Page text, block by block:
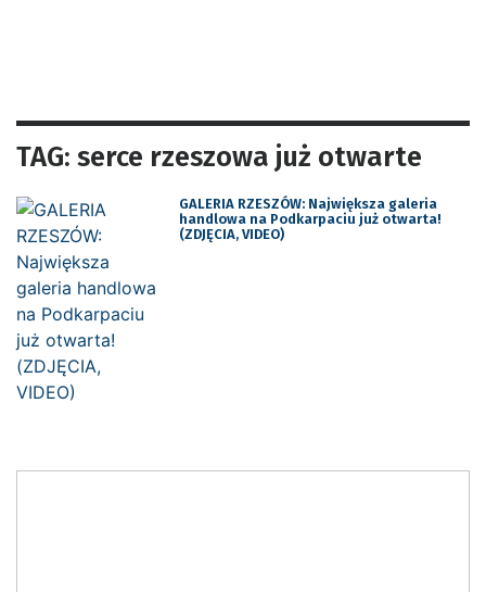
TAG: serce rzeszowa już otwarte
GALERIA RZESZÓW: Największa galeria
handlowa na Podkarpaciu już otwarta!
(ZDJĘCIA, VIDEO)